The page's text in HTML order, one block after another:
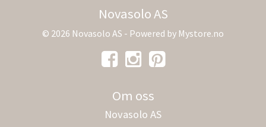
Novasolo AS
© 2026 Novasolo AS - Powered by Mystore.no
Om oss
Novasolo AS